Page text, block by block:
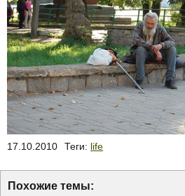
17.10.2010 Теги: life
Похожие темы: